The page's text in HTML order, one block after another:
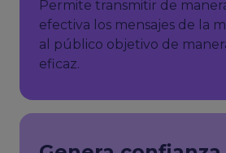
Permite transmitir de
efectiva los mensajes de la
al público objetivo de
eficaz.